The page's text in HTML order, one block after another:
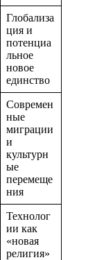
Глобализа
ция и
потенциа
льное
новое
единство
Современ
ные
миграции
и
культурн
ые
перемеще
ния
Технолог
ии как
«новая
религия»